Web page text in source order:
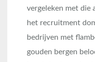
vergeleken met die
het recruitment
bedrijven met
gouden bergen